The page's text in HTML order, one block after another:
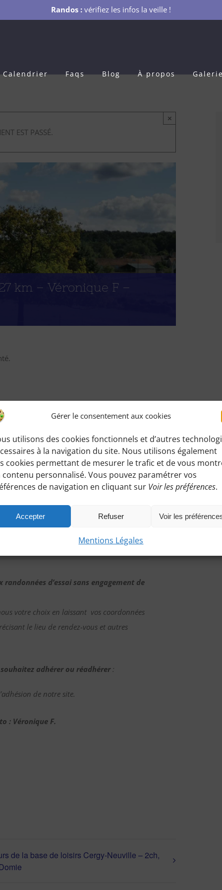
Randos : vérifiez les infos la veille !
Gérer le consentement aux cookies
utilisons des cookies fonctionnels et d’autres
à la navigation du site. Nous utilisons également
cookies permettant de mesurer le trafic et de vous
contenu personnalisé. Vous pouvez paramétrer vos
de navigation en cliquant sur Voir les préférences.
Accepter Refuser Voir les
Mentions Légales
Calendrier Faqs Blog À propos
EST PASSÉ.
×
km – Véronique F –
randonnée:
accéder à toutes les informations de
d’essai sans engagement de
votre choix en laissant vos coordonnées
le lieu de rendez-vous et autres
adhérer ou réadhérer:
de notre site.
: Véronique F.
de la base de loisirs Cergy-Neuville – 2ch,